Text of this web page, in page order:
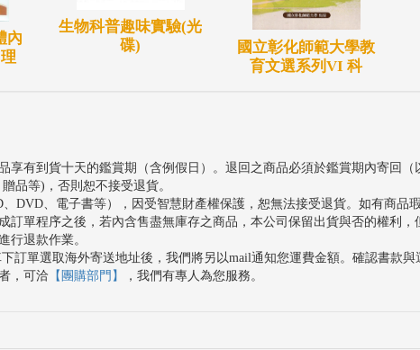
內
生物科普趣味實驗(光
碟)
國立彰化師範大學教
育文選系列VI 科
享有到貨十天的鑑賞期（含例假日）。退回之商品必須於鑑賞期內寄回
品等)，否則恕不接受退貨。
DVD、電子書等），因受智慧財產權保護，恕無法接受退貨。如有商品
訂單程序之後，若內含售盡無庫存之商品，本公司保留出貨與否的權利
行退款作業。
訂單選取海外寄送地址後，我們將另以mail通知您運費金額。確認書款
，可洽 【團購部門】 ，我們有專人為您服務。